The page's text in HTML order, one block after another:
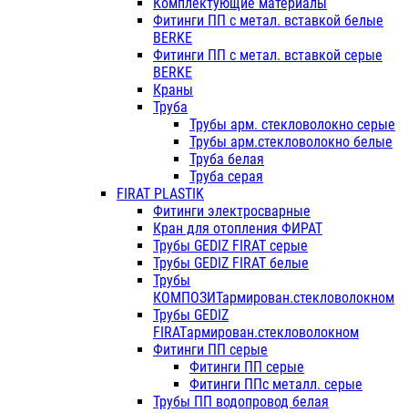
Фитинги ПП с метал. вставкой белые
BERKE
Фитинги ПП с метал. вставкой серые
BERKE
Краны
Труба
Трубы арм. стекловолокно серые
Трубы арм.стекловолокно белые
Труба белая
Труба серая
FIRAT PLASTIK
Фитинги электросварные
Кран для отопления ФИРАТ
Трубы GEDIZ FIRAT серые
Трубы GEDIZ FIRAT белые
Трубы
КОМПОЗИТармирован.стекловолокном
Трубы GEDIZ
FIRATармирован.стекловолокном
Фитинги ПП серые
Фитинги ПП серые
Фитинги ППс металл. серые
Трубы ПП водопровод белая